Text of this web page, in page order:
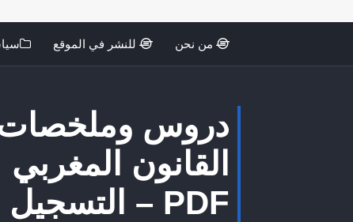
من نحن للنشر في الموقع
دروس
القانون المغربي
PDF – التسجيل